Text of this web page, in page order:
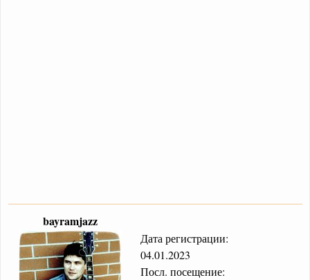
bayramjazz
Дата регистрации:
04.01.2023
Посл. посещение: